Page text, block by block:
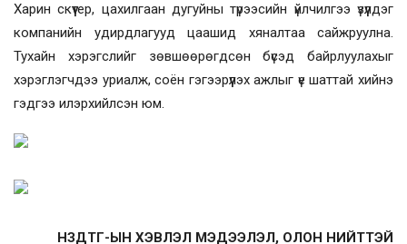
Харин скүүтер, цахилгаан дугуйны түрээсийн үйлчилгээ үзүүлдэг
компанийн удирдлагууд цаашид хяналтаа сайжруулна.
Тухайн хэрэгслийг зөвшөөрөгдсөн бүсэд байрлуулахыг
хэрэглэгчдээ уриалж, соён гэгээрүүлэх ажлыг үе шаттай хийнэ
гэдгээ илэрхийлсэн юм.
НЗДТГ-ЫН ХЭВЛЭЛ МЭДЭЭЛЭЛ, ОЛОН НИЙТТЭЙ